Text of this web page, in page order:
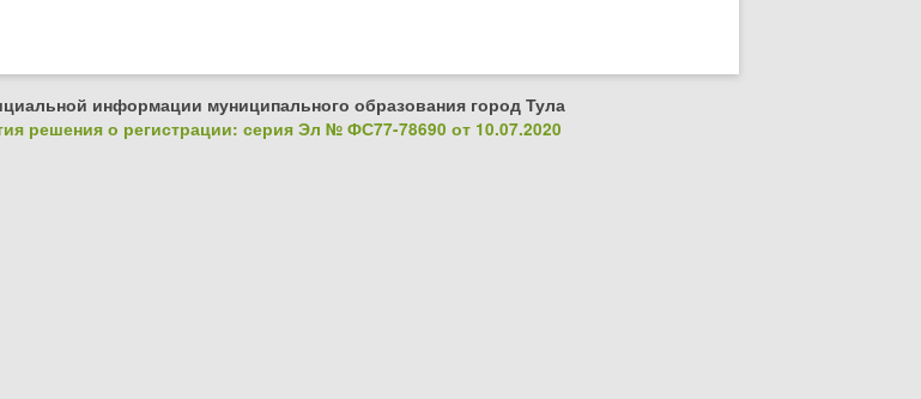
информации муниципального образования город Тула
решения о регистрации: серия Эл № ФС77-78690 от 10.07.2020